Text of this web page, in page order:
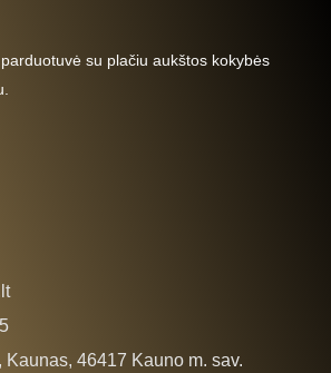
su plačiu aukštos kokybės
Kaunas, 46417 Kauno m. sav.